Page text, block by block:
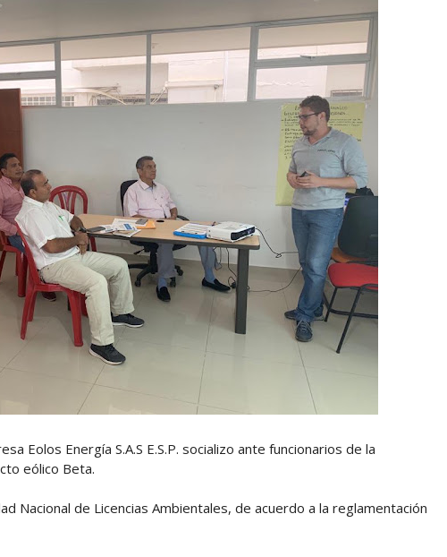
Eolos Energía S.A.S E.S.P. socializo ante funcionarios de la
eólico Beta.
Nacional de Licencias Ambientales, de acuerdo a la reglamentación